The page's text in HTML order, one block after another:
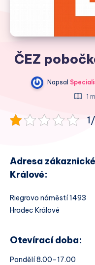
ČEZ
Napsal
1
Adresa
Králové:
Riegrovo náměstí 1493
Hradec Králové
Otevírací doba:
Pondělí 8.00–17.00